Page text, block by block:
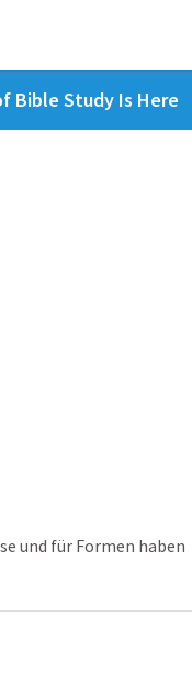
Bible Study Is Here
und für Formen haben